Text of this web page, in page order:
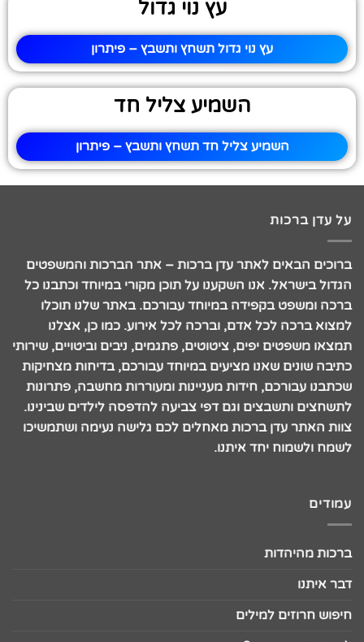
עץ נוי גדול
עץ נוי גדול תשחץ ותשבץ – פיתרון
השמיע צליל חד
השמיע צליל חד תשחץ ותשבץ – פיתרון
על עדן ברכות
ברוכים הבאים לאתר עדן ברכות – אתר הברכות והמשפטים
הגדול בישראל. אנו השקענו על תוכן מקורי במיוחד וכתבנו כל
ברכה ומשפט בקפידה במיוחד עבורכם. באתר שלנו תוכלו
למצוא ברכה לכל אדם, וברכה לכל אירוע. כמו כן, אצלנו
תמצאו משפטים יפים, ציטוטים, פתגמים, ניבים וביטויים, שירותי
כתיבה שונים שאנו מציעים במיוחד עבורכם, בדיחות מצחיקות
שכתבנו עבורכם, חידות מעניינות ומעוררות מחשבה, פתרונות
לתשחצים ותשבצים וגם דפי צביעה להדפסה לילדים שבינינו.
צוות האתר עדן ברכות מאחלים לכם גלישה נעימה ושתמשיכו
לשמח ולשמוח יחד איתנו.
עמודים
ברכות מהיהדות
דבר איתנו
חיפוש חרוזים למילים